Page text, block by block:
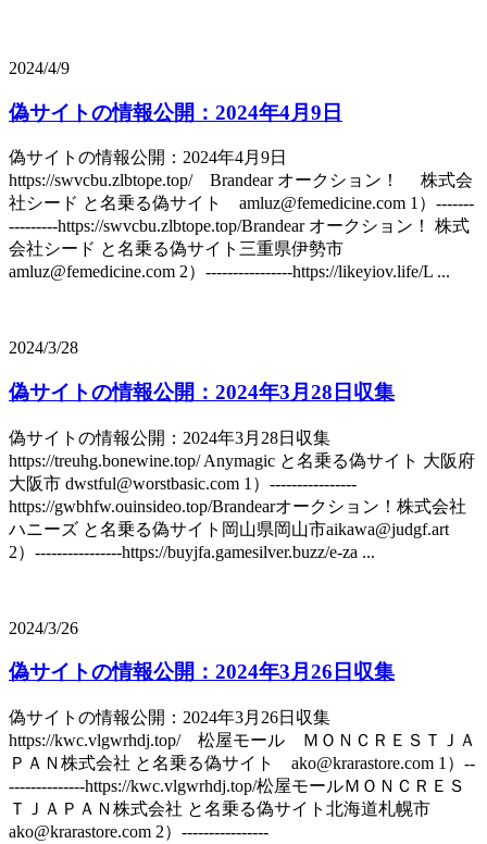
2024/4/9
偽サイトの情報公開：2024年4月9日
偽サイトの情報公開：2024年4月9日
https://swvcbu.zlbtope.top/ Brandear オークション！ 株式会
社シード と名乗る偽サイト amluz@femedicine.com 1）-------
---------https://swvcbu.zlbtope.top/Brandear オークション！ 株式
会社シード と名乗る偽サイト三重県伊勢市
amluz@femedicine.com 2）----------------https://likeyiov.life/L ...
2024/3/28
偽サイトの情報公開：2024年3月28日収集
偽サイトの情報公開：2024年3月28日収集
https://treuhg.bonewine.top/ Anymagic と名乗る偽サイト 大阪府
大阪市 dwstful@worstbasic.com 1）----------------
https://gwbhfw.ouinsideo.top/Brandearオークション！株式会社
ハニーズ と名乗る偽サイト岡山県岡山市aikawa@judgf.art
2）----------------https://buyjfa.gamesilver.buzz/e-za ...
2024/3/26
偽サイトの情報公開：2024年3月26日収集
偽サイトの情報公開：2024年3月26日収集
https://kwc.vlgwrhdj.top/ 松屋モール ＭＯＮＣＲＥＳＴＪＡ
ＰＡＮ株式会社 と名乗る偽サイト ako@krarastore.com 1）--
--------------https://kwc.vlgwrhdj.top/松屋モールＭＯＮＣＲＥＳ
ＴＪＡＰＡＮ株式会社 と名乗る偽サイト北海道札幌市
ako@krarastore.com 2）----------------